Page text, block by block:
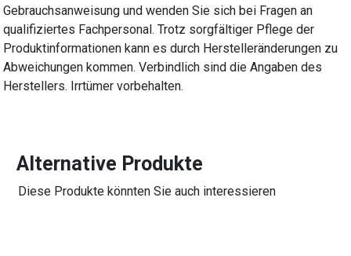
Gebrauchsanweisung und wenden Sie sich bei Fragen an
qualifiziertes Fachpersonal. Trotz sorgfältiger Pflege der
Produktinformationen kann es durch Herstelleränderungen zu
Abweichungen kommen. Verbindlich sind die Angaben des
Herstellers. Irrtümer vorbehalten.
Alternative Produkte
Diese Produkte könnten Sie auch interessieren